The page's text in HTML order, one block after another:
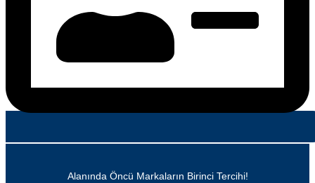
Alanında Öncü Markaların Birinci Tercihi!